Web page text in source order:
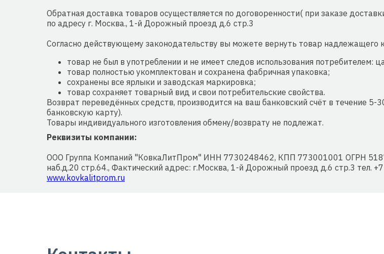
Реквизиты компании:
ООО Группа Компаний "КовкаЛитПром" ИНН 7730248462, КПП 773001001 ОГРН
наб.д.20 стр.64., Фактический адрес: г.Москва, 1-й Дорожный проезд д.6 стр.3 тел.
www.kovkalitprom.ru
Обратная доставка товаров осуществляется по договоренности( при заказе
по адресу г. Москва., 1-й Дорожный проезд д.6 стр.3
Согласно действующему законодательству вы можете вернуть товар надлежащего
товар не был в употреблении и не имеет следов использования потребителем:
товар полностью укомплектован и сохранена фабричная упаковка;
сохранены все ярлыки и заводская маркировка;
товар сохраняет товарный вид и свои потребительские свойства.
Возврат переведённых средств, производится на ваш банковский счёт в течение
банковскую карту).
Товары индивидуального изготовления обмену/возврату не подлежат.